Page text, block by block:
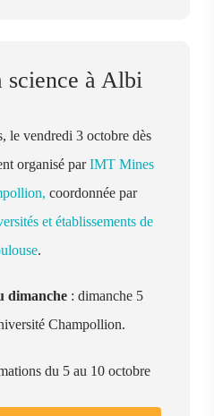
science à Albi
le vendredi 3 octobre dès
organisé parIMT Mines
coordonnée par
et établissements de
.
dimanche: dimanche 5
Champollion.
du 5 au 10 octobre